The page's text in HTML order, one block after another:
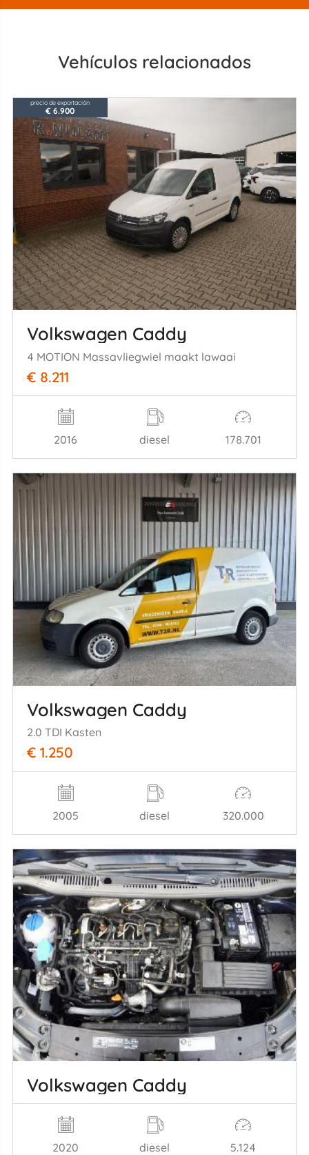
Vehículos relacionados
precio de exportación
€ 6.900
Volkswagen Caddy
4 MOTION Massavliegwiel maakt lawaai
€ 8.211
2016 diesel 178.701
Volkswagen Caddy
2.0 TDI Kasten
€ 1.250
2005 diesel 320.000
Volkswagen Caddy
2020 diesel 5.124